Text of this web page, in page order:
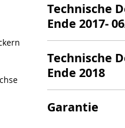
Passend für
Produktionsjahr
Maße (ohne
Technische
Ende 2017-
Passend für
Produktion
Maße (ohne
Technische
Ende 2018
Passend für den
Garantie